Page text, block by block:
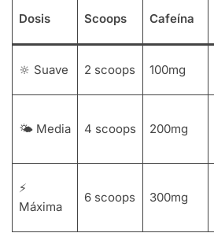
Dosis Scoops Cafeína
🔆 Suave 2 scoops 100mg
🌤️ Media 4 scoops 200mg
⚡
Máxima
6 scoops 300mg